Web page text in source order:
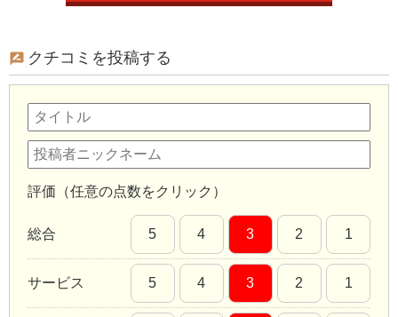
クチコミを投稿する
評価（任意の点数をクリック）
総合 5 4 3 2 1
サービス 5 4 3 2 1